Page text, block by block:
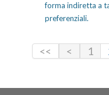
forma indiretta a
preferenziali.
<< < 1